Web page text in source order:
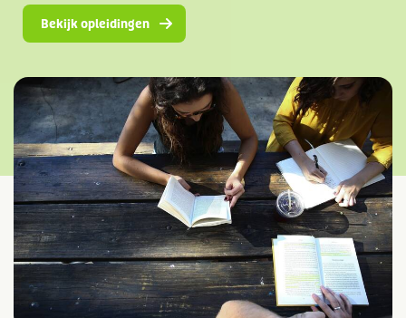
Bekijk opleidingen